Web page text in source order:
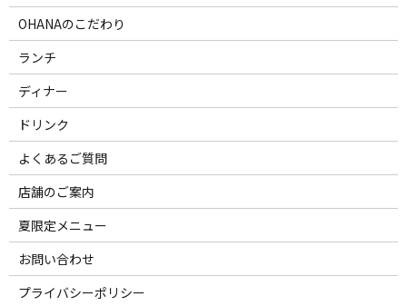
OHANAのこだわり
ランチ
ディナー
ドリンク
よくあるご質問
店舗のご案内
夏限定メニュー
お問い合わせ
プライバシーポリシー